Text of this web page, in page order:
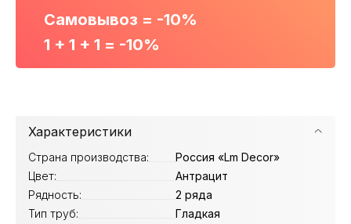
Самовывоз = -10%
1 + 1 + 1 = -10%
Характеристики
Страна производства:
Россия «Lm Decor»
Цвет:
Антрацит
Рядность:
2 ряда
Тип труб:
Гладкая